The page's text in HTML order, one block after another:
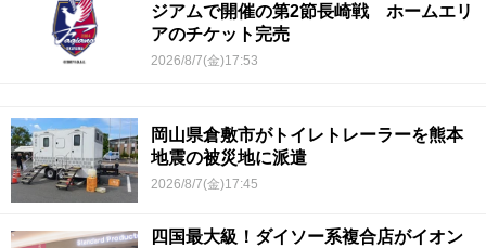
ジアムで開催の第2節長崎戦 ホームエリ
アのチケット完売
2026/8/7(金)17:53
岡山県倉敷市がトイレトレーラーを熊本
地震の被災地に派遣
2026/8/7(金)17:45
四国最大級！ダイソー系複合店がイオン